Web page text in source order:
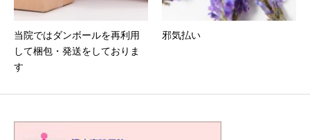
当院ではダンボールを再利用
して梱包・発送をしておりま
す
邪気払い